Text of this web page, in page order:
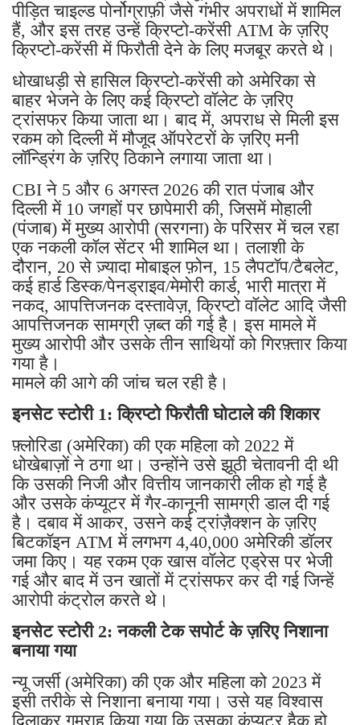
पीड़ित चाइल्ड पोर्नोग्राफ़ी जैसे गंभीर अपराधों में शामिल
हैं, और इस तरह उन्हें क्रिप्टो-करेंसी ATM के ज़रिए
क्रिप्टो-करेंसी में फिरौती देने के लिए मजबूर करते थे।
धोखाधड़ी से हासिल क्रिप्टो-करेंसी को अमेरिका से
बाहर भेजने के लिए कई क्रिप्टो वॉलेट के ज़रिए
ट्रांसफर किया जाता था। बाद में, अपराध से मिली इस
रकम को दिल्ली में मौजूद ऑपरेटरों के ज़रिए मनी
लॉन्ड्रिंग के ज़रिए ठिकाने लगाया जाता था।
CBI ने 5 और 6 अगस्त 2026 की रात पंजाब और
दिल्ली में 10 जगहों पर छापेमारी की, जिसमें मोहाली
(पंजाब) में मुख्य आरोपी (सरगना) के परिसर में चल रहा
एक नकली कॉल सेंटर भी शामिल था। तलाशी के
दौरान, 20 से ज़्यादा मोबाइल फ़ोन, 15 लैपटॉप/टैबलेट,
कई हार्ड डिस्क/पेनड्राइव/मेमोरी कार्ड, भारी मात्रा में
नकद, आपत्तिजनक दस्तावेज़, क्रिप्टो वॉलेट आदि जैसी
आपत्तिजनक सामग्री ज़ब्त की गई है। इस मामले में
मुख्य आरोपी और उसके तीन साथियों को गिरफ़्तार किया
गया है।
मामले की आगे की जांच चल रही है।
इनसेट स्टोरी 1: क्रिप्टो फिरौती घोटाले की शिकार
फ़्लोरिडा (अमेरिका) की एक महिला को 2022 में
धोखेबाज़ों ने ठगा था। उन्होंने उसे झूठी चेतावनी दी थी
कि उसकी निजी और वित्तीय जानकारी लीक हो गई है
और उसके कंप्यूटर में गैर-कानूनी सामग्री डाल दी गई
है। दबाव में आकर, उसने कई ट्रांज़ैक्शन के ज़रिए
बिटकॉइन ATM में लगभग 4,40,000 अमेरिकी डॉलर
जमा किए। यह रकम एक खास वॉलेट एड्रेस पर भेजी
गई और बाद में उन खातों में ट्रांसफर कर दी गई जिन्हें
आरोपी कंट्रोल करते थे।
इनसेट स्टोरी 2: नकली टेक सपोर्ट के ज़रिए निशाना
बनाया गया
न्यू जर्सी (अमेरिका) की एक और महिला को 2023 में
इसी तरीके से निशाना बनाया गया। उसे यह विश्वास
दिलाकर गुमराह किया गया कि उसका कंप्यूटर हैक हो